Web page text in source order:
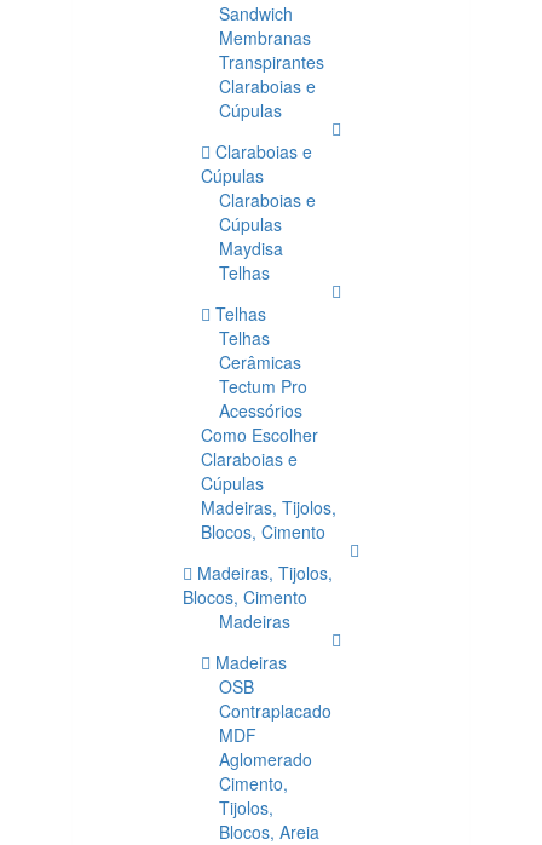
Sandwich
Membranas
Transpirantes
Claraboias e
Cúpulas
Claraboias e
Cúpulas
Claraboias e
Cúpulas
Maydisa
Telhas
Telhas
Telhas
Cerâmicas
Tectum Pro
Acessórios
Como Escolher
Claraboias e
Cúpulas
Madeiras, Tijolos,
Blocos, Cimento
Madeiras, Tijolos,
Blocos, Cimento
Madeiras
Madeiras
OSB
Contraplacado
MDF
Aglomerado
Cimento,
Tijolos,
Blocos, Areia